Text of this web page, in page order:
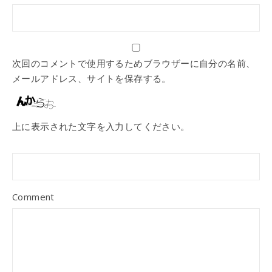
次回のコメントで使用するためブラウザーに自分の名前、
メールアドレス、サイトを保存する。
上に表示された文字を入力してください。
Comment